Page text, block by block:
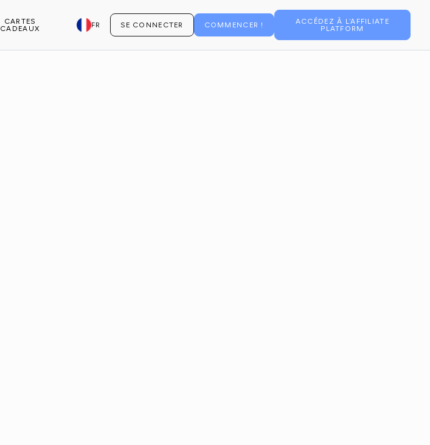
CARTES
CADEAUX
FR SE CONNECTER COMMENCER !
ACCÉDEZ À L'AFFILIATE
PLATFORM